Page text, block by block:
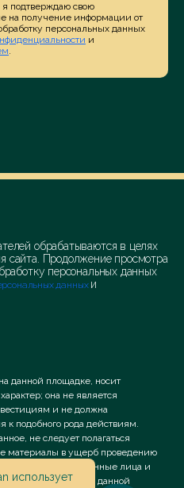
подтверждаю свою
на получение информации от
персональных данных
и
.
обрабатываются в целях
сайта. Продолжение просмотра
персональных данных
данных и
данной площадке, носит
она не является
и не должна
к подобного рода действиям.
не следует полагаться
материалы в ущерб проведению
его аффилированные лица и
за использование данной
использует